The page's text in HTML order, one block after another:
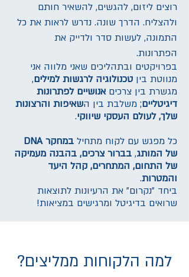
רוצים ליזום, להגשים, להשאיר חותם
ולהצליח. הדרך שונה. נדרש לראות את כל
התמונה, לעשות סדר ולדייק את
הפתרונות.
בפרויקטים ובתהליכים שאני מלווה אני
מנווטת בין טכנולוגיה לרגשות למילים,
מגשרת בין צרכיםאנושיים לפתרונות
דיגיטליים; משלבת בין השאיפות והרצונות
שלך, לעולם העסקי שיווקי.
כל מפגש עם לקוח מתחיל
במחקר DNA
של המותג, בברור צרכים, בהבנה מעמיקה
של התחום, המתחרים, קהל היעד
והמטרות.
ביחד "נקרום" את הרעיונות לתוצאות
שרואים בדיגיטל ומרגישים במציאות!
?למה הלקוחות ממליצים